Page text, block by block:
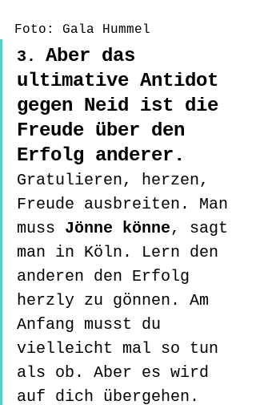
Foto: Gala Hummel
3. Aber das
ultimative Antidot
gegen Neid ist die
Freude über den
Erfolg anderer.
Gratulieren, herzen,
Freude ausbreiten. Man
muss Jönne könne, sagt
man in Köln. Lern den
anderen den Erfolg
herzly zu gönnen. Am
Anfang musst du
vielleicht mal so tun
als ob. Aber es wird
auf dich übergehen.